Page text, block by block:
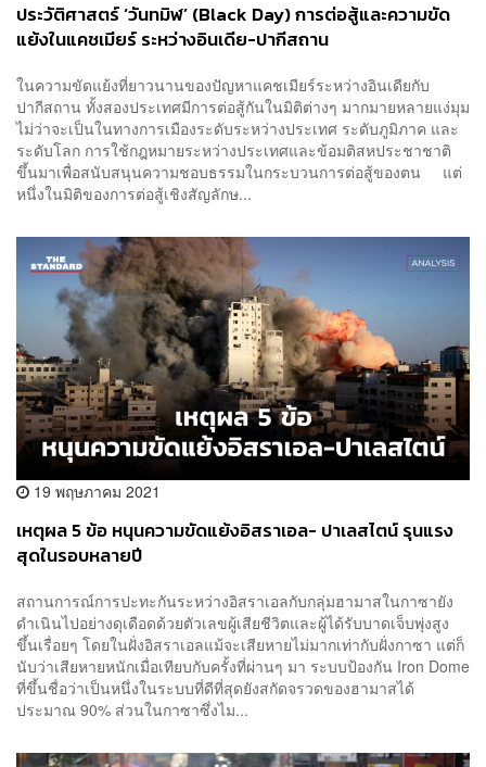
ประวัติศาสตร์ ‘วันทมิฬ’ (Black Day) การต่อสู้และความขัด
แย้งในแคชเมียร์ ระหว่างอินเดีย-ปากีสถาน
ในความขัดแย้งที่ยาวนานของปัญหาแคชเมียร์ระหว่างอินเดียกับ
ปากีสถาน ทั้งสองประเทศมีการต่อสู้กันในมิติต่างๆ มากมายหลายแง่มุม
ไม่ว่าจะเป็นในทางการเมืองระดับระหว่างประเทศ ระดับภูมิภาค และ
ระดับโลก การใช้กฎหมายระหว่างประเทศและข้อมติสหประชาชาติ
ขึ้นมาเพื่อสนับสนุนความชอบธรรมในกระบวนการต่อสู้ของตน แต่
หนึ่งในมิติของการต่อสู้เชิงสัญลักษ...
19 พฤษภาคม 2021
เหตุผล 5 ข้อ หนุนความขัดแย้งอิสราเอล- ปาเลสไตน์ รุนแรง
สุดในรอบหลายปี
สถานการณ์การปะทะกันระหว่างอิสราเอลกับกลุ่มฮามาสในกาซายัง
ดำเนินไปอย่างดุเดือดด้วยตัวเลขผู้เสียชีวิตและผู้ได้รับบาดเจ็บพุ่งสูง
ขึ้นเรื่อยๆ โดยในฝั่งอิสราเอลแม้จะเสียหายไม่มากเท่ากับฝั่งกาซา แต่ก็
นับว่าเสียหายหนักเมื่อเทียบกับครั้งที่ผ่านๆ มา ระบบป้องกัน Iron Dome
ที่ขึ้นชื่อว่าเป็นหนึ่งในระบบที่ดีที่สุดยังสกัดจรวดของฮามาสได้
ประมาณ 90% ส่วนในกาซาซึ่งไม...